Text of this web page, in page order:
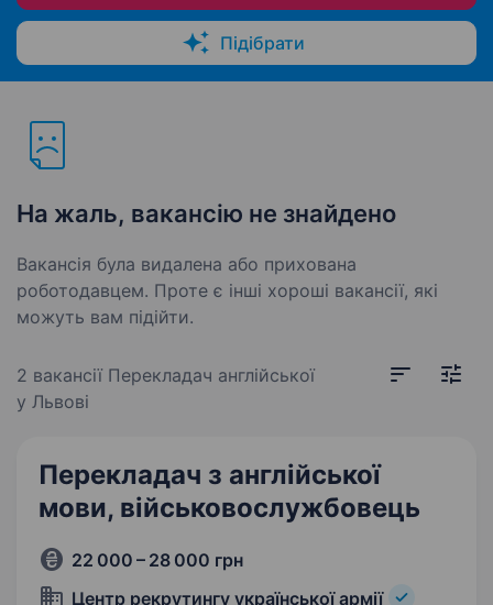
Підібрати
На жаль, вакансію не знайдено
Вакансія була видалена або прихована
роботодавцем. Проте є інші хороші вакансії, які
можуть вам підійти.
2 вакансії Перекладач англійської
у Львові
Перекладач з англійської
мови, військовослужбовець
22 000 – 28 000 грн
Центр рекрутингу української армії